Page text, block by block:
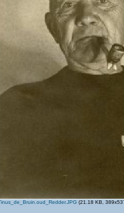
(21.18 KB,